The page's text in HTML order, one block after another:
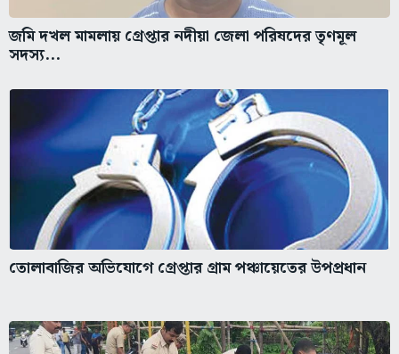
জমি দখল মামলায় গ্রেপ্তার নদীয়া জেলা পরিষদের তৃণমূল
সদস্য...
তোলাবাজির অভিযোগে গ্রেপ্তার গ্রাম পঞ্চায়েতের উপপ্রধান